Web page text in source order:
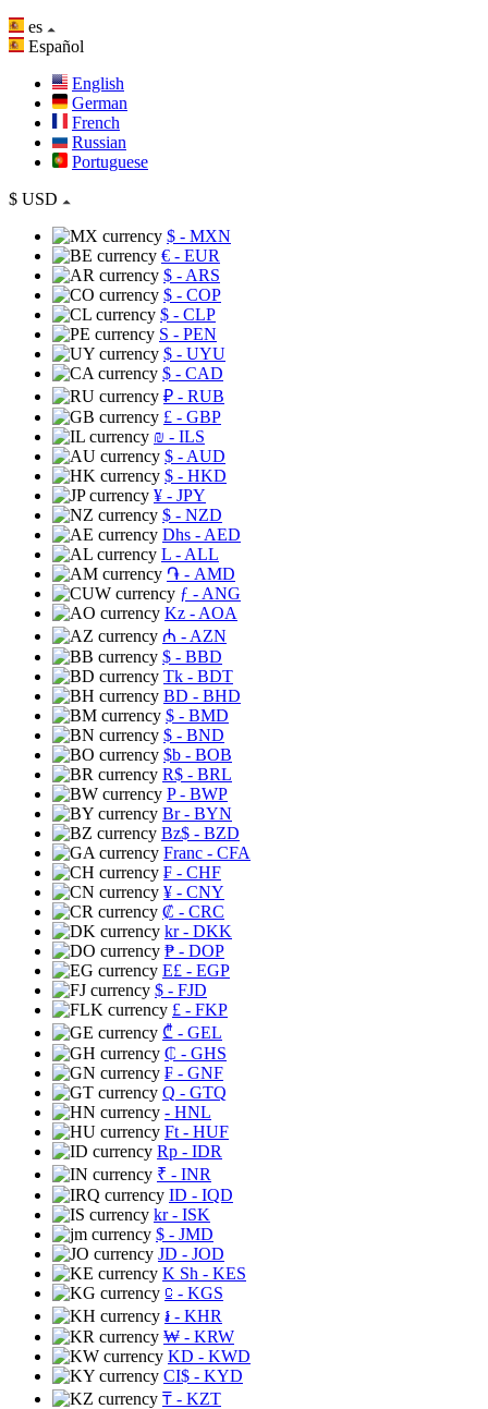
es
Español
English
German
French
Russian
Portuguese
$ USD
$ - MXN
€ - EUR
$ - ARS
$ - COP
$ - CLP
S - PEN
$ - UYU
$ - CAD
₽ - RUB
£ - GBP
₪ - ILS
$ - AUD
$ - HKD
¥ - JPY
$ - NZD
Dhs - AED
L - ALL
֏ - AMD
ƒ - ANG
Kz - AOA
₼ - AZN
$ - BBD
Tk - BDT
BD - BHD
$ - BMD
$ - BND
$b - BOB
R$ - BRL
P- BWP
Br- BYN
Bz$ - BZD
Franc - CFA
₣ - CHF
¥ - CNY
₡ - CRC
kr- DKK
₱ - DOP
E£ - EGP
$ - FJD
£ - FKP
₾ - GEL
₵ - GHS
₣ - GNF
Q - GTQ
- HNL
Ft - HUF
Rp - IDR
₹ - INR
ID - IQD
kr- ISK
$ - JMD
JD - JOD
K Sh - KES
⃀ - KGS
៛ - KHR
₩ - KRW
KD - KWD
CI$ - KYD
₸ - KZT